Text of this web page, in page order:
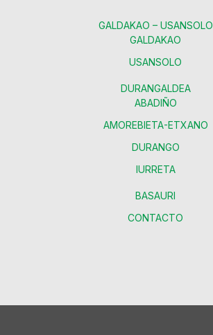
GALDAKAO – USANSOLO
GALDAKAO
USANSOLO
DURANGALDEA
ABADIÑO
AMOREBIETA-ETXANO
DURANGO
IURRETA
BASAURI
CONTACTO